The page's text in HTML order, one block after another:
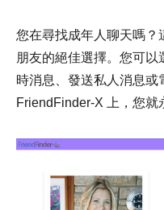
您在尋找成年人聊天嗎？
朋友的絕佳選擇。您可以
時消息、發送私人消息或
FriendFinder-X 上，您就